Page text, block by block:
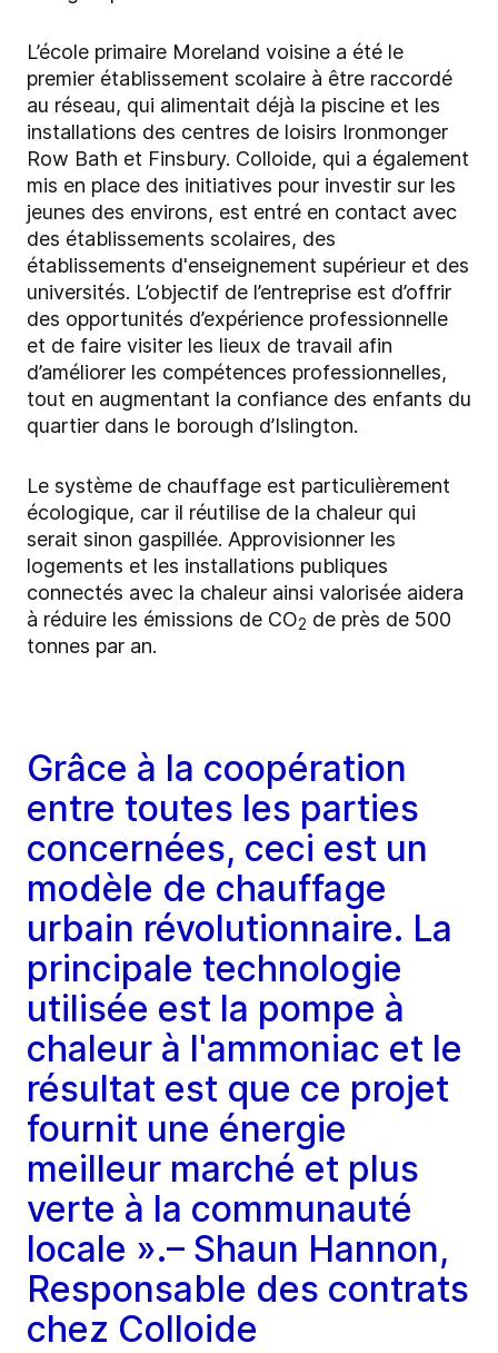
L’école primaire Moreland voisine a été le
premier établissement scolaire à être raccordé
au réseau, qui alimentait déjà la piscine et les
installations des centres de loisirs Ironmonger
Row Bath et Finsbury. Colloide, qui a également
mis en place des initiatives pour investir sur les
jeunes des environs, est entré en contact avec
des établissements scolaires, des
établissements d'enseignement supérieur et des
universités. L’objectif de l’entreprise est d’offrir
des opportunités d’expérience professionnelle
et de faire visiter les lieux de travail afin
d’améliorer les compétences professionnelles,
tout en augmentant la confiance des enfants du
quartier dans le borough d’Islington.
Le système de chauffage est particulièrement
écologique, car il réutilise de la chaleur qui
serait sinon gaspillée. Approvisionner les
logements et les installations publiques
connectés avec la chaleur ainsi valorisée aidera
à réduire les émissions de CO2 de près de 500
tonnes par an.
Grâce à la coopération
entre toutes les parties
concernées, ceci est un
modèle de chauffage
urbain révolutionnaire. La
principale technologie
utilisée est la pompe à
chaleur à l'ammoniac et le
résultat est que ce projet
fournit une énergie
meilleur marché et plus
verte à la communauté
locale ».– Shaun Hannon,
Responsable des contrats
chez Colloide